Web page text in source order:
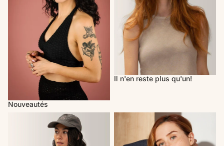
Nouveautés
Il n'en reste plus qu'un!
Cherry Bobin